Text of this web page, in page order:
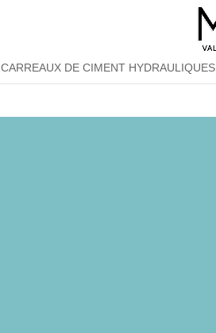
CARREAUX DE CIMENT HYDRAULIQUES